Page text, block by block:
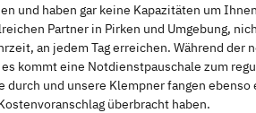
und haben gar keine Kapazitäten um
Partner in Pirken und Umgebung,
an jedem Tag erreichen. Während
kommt eine Notdienstpauschale zum
durch und unsere Klempner fangen
überbracht haben.